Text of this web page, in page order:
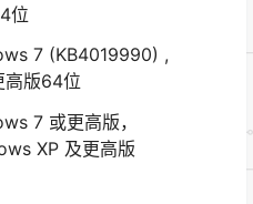
位
7 (KB4019990) ,
版64位
7 或更高版，
XP 及更高版